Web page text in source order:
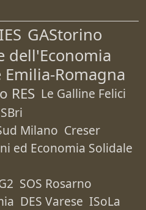
GAStorino
dell'Economia
Romagna
RES Le Galline Felici
Milano Creser
ed Economia Solidale
SOS Rosarno
DES Varese ISoLa